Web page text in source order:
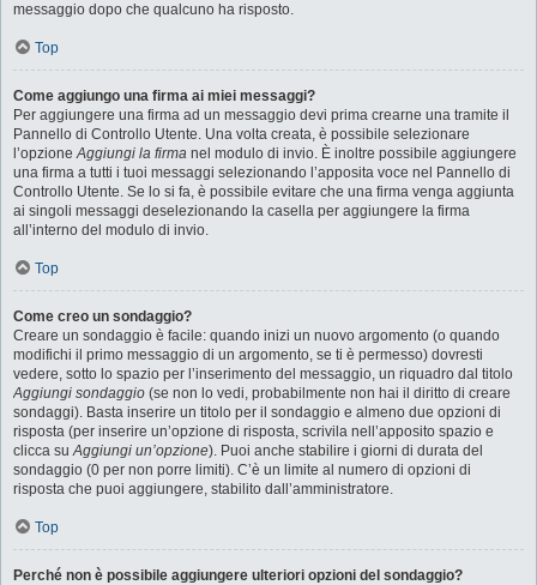
messaggio dopo che qualcuno ha risposto.
Top
Come aggiungo una firma ai miei messaggi?
Per aggiungere una firma ad un messaggio devi prima crearne una tramite il
Pannello di Controllo Utente. Una volta creata, è possibile selezionare
l’opzioneAggiungi la firma nel modulo di invio. È inoltre possibile aggiungere
una firma a tutti i tuoi messaggi selezionando l’apposita voce nel Pannello di
Controllo Utente. Se lo si fa, è possibile evitare che una firma venga aggiunta
ai singoli messaggi deselezionando la casella per aggiungere la firma
all’interno del modulo di invio.
Top
Come creo un sondaggio?
Creare un sondaggio è facile: quando inizi un nuovo argomento (o quando
modifichi il primo messaggio di un argomento, se ti è permesso) dovresti
vedere, sotto lo spazio per l’inserimento del messaggio, un riquadro dal titolo
Aggiungi sondaggio (se non lo vedi, probabilmente non hai il diritto di creare
sondaggi). Basta inserire un titolo per il sondaggio e almeno due opzioni di
risposta (per inserire un’opzione di risposta, scrivila nell’apposito spazio e
clicca suAggiungi un’opzione). Puoi anche stabilire i giorni di durata del
sondaggio (0 per non porre limiti). C’è un limite al numero di opzioni di
risposta che puoi aggiungere, stabilito dall’amministratore.
Top
Perché non è possibile aggiungere ulteriori opzioni del sondaggio?